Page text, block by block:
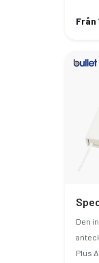
Från
Den
Plus